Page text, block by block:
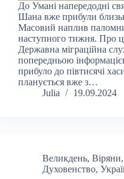
До Умані напередодні
Шана вже прибули
Масовий наплив
наступного тижня. Про
Державна міграційна
попередньою
прибуло до півтисячі
планується вже з…
Julia
19.09.2024
Великдень, Віряни,
Духовенство,